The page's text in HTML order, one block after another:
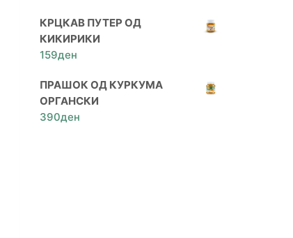
КРЦКАВ ПУТЕР ОД
КИКИРИКИ
159ден
ПРАШОК ОД КУРКУМА
ОРГАНСКИ
390ден